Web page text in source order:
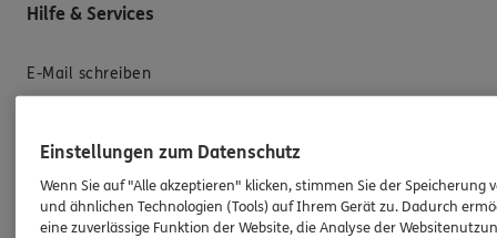
Hilfe & Services
E-Mail schreiben
Erstkontaktinformationen
EU-Offenlegungsvereinbarung
Datenverarbeitung
Einstellungen zum Datenschutz
Wenn Sie auf "Alle akzeptieren" klicken, stimmen Sie der Speicherung
und ähnlichen Technologien (Tools) auf Ihrem Gerät zu. Dadurch
eine zuverlässige Funktion der Website, die Analyse der